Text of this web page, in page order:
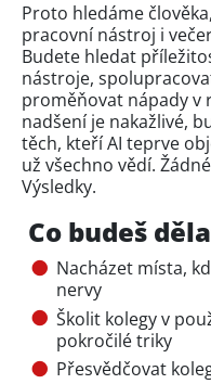
Proto hledáme
pracovní nástroj i
Budete hledat
nástroje,
proměňovat nápady v
nadšení je nakažlivé,
těch, kteří AI teprve
už všechno vědí.
Výsledky.
Co budeš
Nacházet místa,
nervy
Školit kolegy v
pokročilé triky
Přesvědčovat